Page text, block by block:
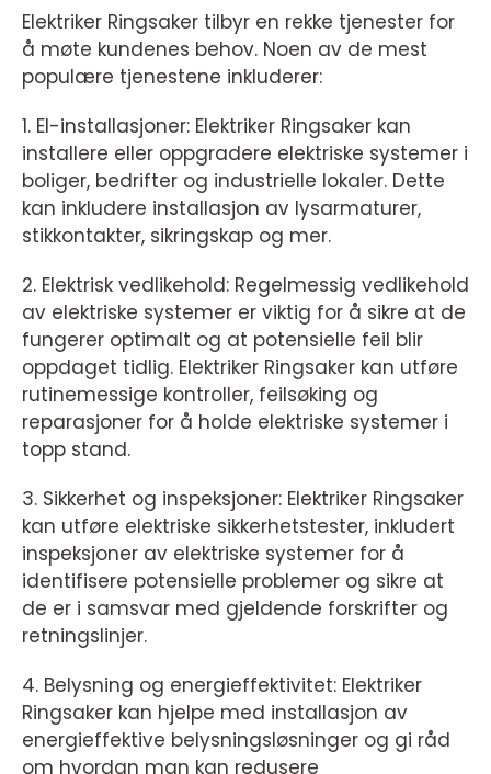
Elektriker Ringsaker tilbyr en rekke tjenester for
å møte kundenes behov. Noen av de mest
populære tjenestene inkluderer:
1. El-installasjoner: Elektriker Ringsaker kan
installere eller oppgradere elektriske systemer i
boliger, bedrifter og industrielle lokaler. Dette
kan inkludere installasjon av lysarmaturer,
stikkontakter, sikringskap og mer.
2. Elektrisk vedlikehold: Regelmessig vedlikehold
av elektriske systemer er viktig for å sikre at de
fungerer optimalt og at potensielle feil blir
oppdaget tidlig. Elektriker Ringsaker kan utføre
rutinemessige kontroller, feilsøking og
reparasjoner for å holde elektriske systemer i
topp stand.
3. Sikkerhet og inspeksjoner: Elektriker Ringsaker
kan utføre elektriske sikkerhetstester, inkludert
inspeksjoner av elektriske systemer for å
identifisere potensielle problemer og sikre at
de er i samsvar med gjeldende forskrifter og
retningslinjer.
4. Belysning og energieffektivitet: Elektriker
Ringsaker kan hjelpe med installasjon av
energieffektive belysningsløsninger og gi råd
om hvordan man kan redusere